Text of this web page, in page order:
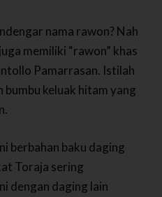
nama rawon? Nah
memiliki “rawon” khas
Pamarrasan. Istilah
keluak hitam yang
berbahan baku daging
Toraja sering
dengan daging lain